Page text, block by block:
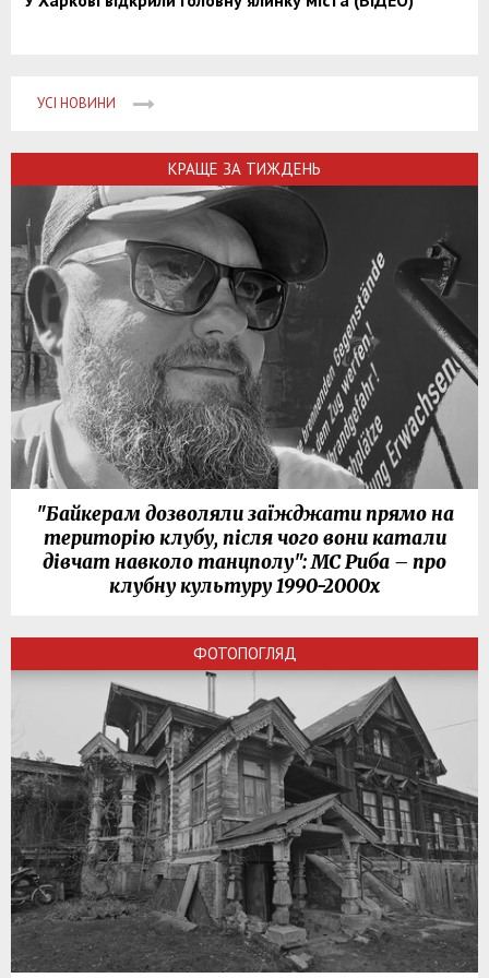
УСІ НОВИНИ
КРАЩЕ ЗА ТИЖДЕНЬ
"Байкерам дозволяли заїжджати прямо на
територію клубу, після чого вони катали
дівчат навколо танцполу": МС Риба – про
клубну культуру 1990-2000х
ФОТОПОГЛЯД